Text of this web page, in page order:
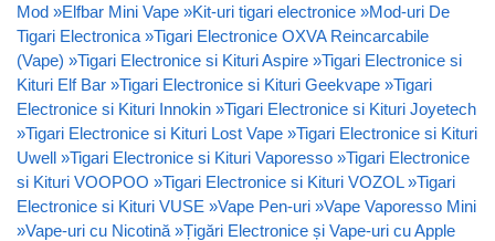
Mod »Elfbar Mini Vape »Kit-uri tigari electronice »Mod-uri De
Tigari Electronica »Tigari Electronice OXVA Reincarcabile
(Vape) »Tigari Electronice si Kituri Aspire »Tigari Electronice si
Kituri Elf Bar »Tigari Electronice si Kituri Geekvape »Tigari
Electronice si Kituri Innokin »Tigari Electronice si Kituri Joyetech
»Tigari Electronice si Kituri Lost Vape »Tigari Electronice si Kituri
Uwell »Tigari Electronice si Kituri Vaporesso »Tigari Electronice
si Kituri VOOPOO »Tigari Electronice si Kituri VOZOL »Tigari
Electronice si Kituri VUSE »Vape Pen-uri »Vape Vaporesso Mini
»Vape-uri cu Nicotină »Țigări Electronice și Vape-uri cu Apple